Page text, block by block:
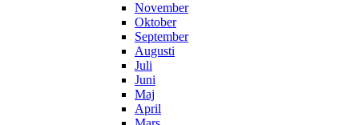
November
Oktober
September
Augusti
Juli
Juni
Maj
April